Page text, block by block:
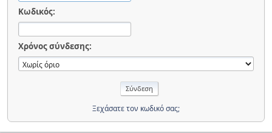
Κωδικός:
Χρόνος σύνδεσης:
Ξεχάσατε τον κωδικό σας;